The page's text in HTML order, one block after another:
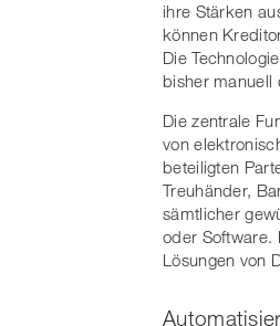
ihre Stärken
können
Die
bisher manuell
Die zentrale
von
beteiligten
Treuhänder,
sämtlicher
oder Software.
Lösungen von